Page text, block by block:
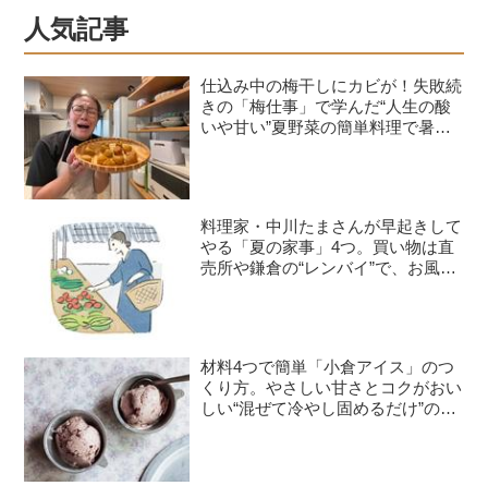
人気記事
仕込み中の梅干しにカビが！失敗続
きの「梅仕事」で学んだ“人生の酸
いや甘い”夏野菜の簡単料理で暑さ
料理家・中川たまさんが早起きして
やる「夏の家事」4つ。買い物は直
売所や鎌倉の“レンバイ”で、お風呂
材料4つで簡単「小倉アイス」のつ
くり方。やさしい甘さとコクがおい
しい“混ぜて冷やし固めるだけ”のひ